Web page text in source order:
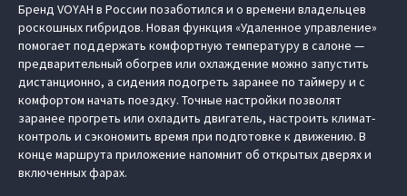
Бренд VOYAH в России позаботился и о времени владельцев
роскошных гибридов. Новая функция «Удаленное управление»
помогает поддержать комфортную температуру в салоне —
предварительный обогрев или охлаждение можно запустить
дистанционно, а сидения подогреть заранее по таймеру и с
комфортом начать поездку. Точные настройки позволят
заранее прогреть или охладить двигатель, настроить климат-
контроль и сэкономить время при подготовке к движению. В
конце маршрута приложение напомнит об открытых дверях и
включенных фарах.